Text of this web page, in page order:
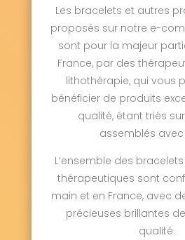
Tessel 14250
Thaon 14610
Le Theil-en-Auge 14130
Tilly-la-Campagne 14540
Tilly-sur-Seulles 14250
Le
Touffréville 14940
Tour-en-Bessin 14400
Tournebu 14220
Tourville-en-Auge 14130
Tourville-sur-Odon 14210
Tréprel 14690
Trévières
Trois-Monts 14210
Le
Trouville-sur-Mer 14360
Urville 14190
Ussy 14420
Vacognes-Neuilly 14210
Les bracelets et autres
proposés sur notre e-
sont pour la majeur
France, par des
lithothérapie, qui vous
bénéficier de produits
qualité, étant triés
assemblés avec
L’ensemble des
thérapeutiques sont
main et en France, avec
précieuses brillantes
qualité.